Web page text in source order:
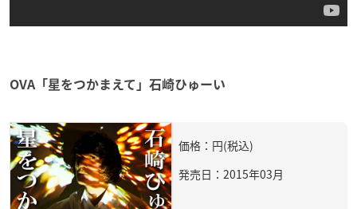
OVA「星をつかまえて」石崎ひゅーい
価格：円(税込)
発売日：2015年03月